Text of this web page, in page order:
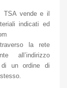
TSA vende e il
indicati ed
la rete
all’indirizzo
di un ordine di